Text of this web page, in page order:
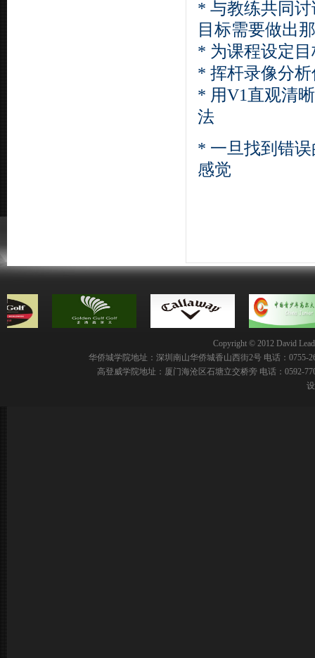
* 与教练共同
目标需要做出
* 为课程设定
* 挥杆录像分
* 用V1直观清
法
* 一旦找到错
感觉
Copyright © 2012 David
华侨城学院地址：深圳南山华侨城香山西街2号 电话：0755-
高登威学院地址：厦门海沧区石塘立交桥旁 电话：0592-